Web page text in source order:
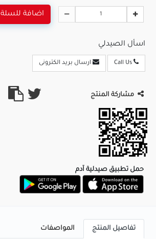
اضافة للسلة
اسأل الصيدلي
ارسال بريد الكترونى
مشاركة المنتج
حمل تطبيق صيدلية آدم
تفاصيل المنتج المواصفات